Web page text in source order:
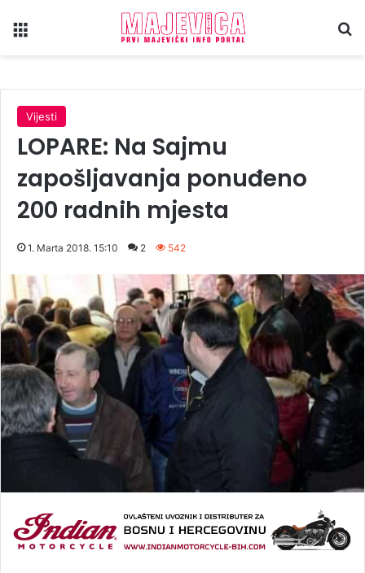
Vijesti
LOPARE: Na Sajmu
zapošljavanja ponuđeno
200 radnih mjesta
1. Marta 2018. 15:10 2 542